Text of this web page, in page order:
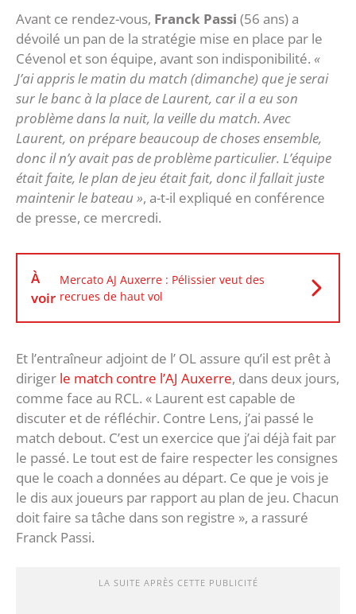
Avant ce rendez-vous, Franck Passi (56 ans) a
dévoilé un pan de la stratégie mise en place par le
Cévenol et son équipe, avant son indisponibilité. «
J’ai appris le matin du match (dimanche) que je serai
sur le banc à la place de Laurent, car il a eu son
problème dans la nuit, la veille du match. Avec
Laurent, on prépare beaucoup de choses ensemble,
donc il n’y avait pas de problème particulier. L’équipe
était faite, le plan de jeu était fait, donc il fallait juste
maintenir le bateau », a-t-il expliqué en conférence
de presse, ce mercredi.
À
voir
Mercato AJ Auxerre : Pélissier veut des
recrues de haut vol
Et l’entraîneur adjoint de l’ OL assure qu’il est prêt à
diriger le match contre l’AJ Auxerre, dans deux jours,
comme face au RCL. « Laurent est capable de
discuter et de réfléchir. Contre Lens, j’ai passé le
match debout. C’est un exercice que j’ai déjà fait par
le passé. Le tout est de faire respecter les consignes
que le coach a données au départ. Ce que je vois je
le dis aux joueurs par rapport au plan de jeu. Chacun
doit faire sa tâche dans son registre », a rassuré
Franck Passi.
LA SUITE APRÈS CETTE PUBLICITÉ